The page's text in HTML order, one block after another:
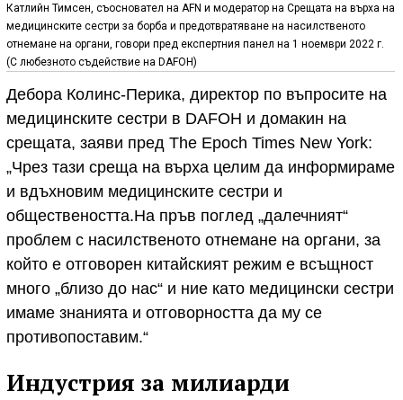
Катлийн Тимсен, съосновател на AFN и модератор на Срещата на върха на
медицинските сестри за борба и предотвратяване на насилственото
отнемане на органи, говори пред експертния панел на 1 ноември 2022 г.
(С любезното съдействие на DAFOH)
Дебора Колинс-Перика, директор по въпросите на
медицинските сестри в DAFOH и домакин на
срещата, заяви пред The Epoch Times New York:
„Чрез тази среща на върха целим да информираме
и вдъхновим медицинските сестри и
обществеността.На пръв поглед „далечният“
проблем с насилственото отнемане на органи, за
който е отговорен китайският режим е всъщност
много „близо до нас“ и ние като медицински сестри
имаме знанията и отговорността да му се
противопоставим.“
Индустрия за милиарди